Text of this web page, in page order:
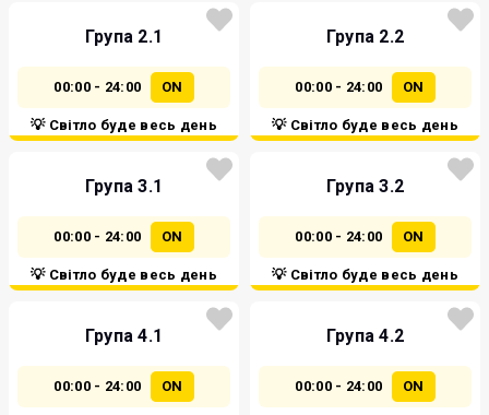
Група 2.1
00:00 - 24:00 ON
💡 Світло буде весь день
Група 2.2
00:00 - 24:00 ON
💡 Світло буде весь день
Група 3.1
00:00 - 24:00 ON
💡 Світло буде весь день
Група 3.2
00:00 - 24:00 ON
💡 Світло буде весь день
Група 4.1
00:00 - 24:00 ON
Група 4.2
00:00 - 24:00 ON